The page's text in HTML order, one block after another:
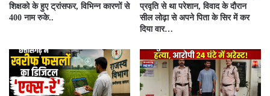
शिक्षको के हुए ट्रांसफर, विभिन्न कारणों से
400 नाम रुके..
प्रवृति से था परेशान, विवाद के दौरान
सील लोढ़ा से अपने पिता के सिर में कर
दिया वार…